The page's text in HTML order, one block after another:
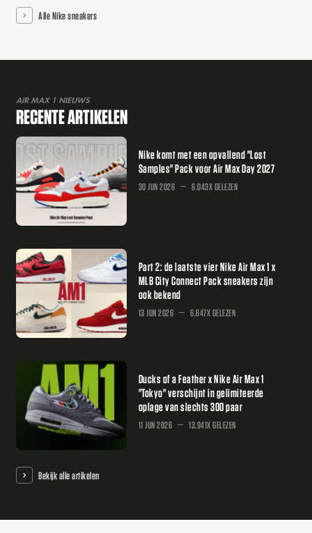
Alle Nike sneakers
AIR MAX 1 NIEUWS
RECENTE ARTIKELEN
Nike komt met een opvallend "Lost
Samples" Pack voor Air Max Day 2027
30 JUN 2026 6.043X GELEZEN
Part 2: de laatste vier Nike Air Max 1 x
MLB City Connect Pack sneakers zijn
ook bekend
13 JUN 2026 6.647X GELEZEN
Ducks of a Feather x Nike Air Max 1
"Tokyo" verschijnt in gelimiteerde
oplage van slechts 300 paar
11 JUN 2026 13.941X GELEZEN
Bekijk alle artikelen